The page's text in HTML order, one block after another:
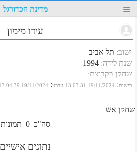
מדינת הכדורגל
עידו מימון
ישוב: תל אביב
שנת לידה:
1994
שחקן בקבוצת:
רישום:
19/11/2024 13:03:31 עדכון:
19/11/2024 13:04:39
שחקן אש
סה"כ 0 תמונות
נתונים אישיים